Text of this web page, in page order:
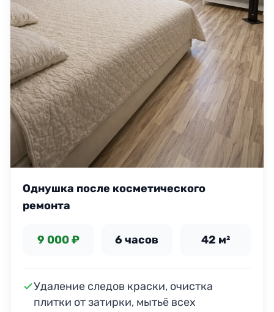
Однушка после косметического
ремонта
9 000 ₽ 6 часов 42 м²
Удаление следов краски, очистка
плитки от затирки, мытьё всех